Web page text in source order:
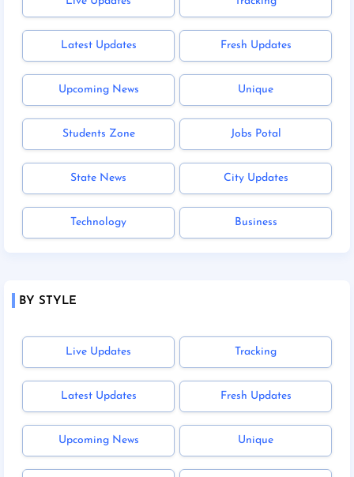
Latest Updates Fresh Updates
Upcoming News Unique
Students Zone Jobs Potal
State News City Updates
Technology Business
BY STYLE
Live Updates Tracking
Latest Updates Fresh Updates
Upcoming News Unique